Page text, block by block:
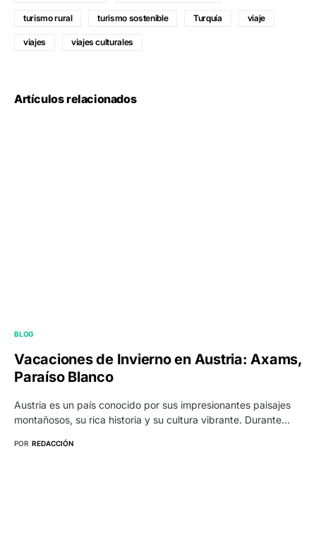
turismo rural turismo sostenible Turquía viaje
viajes viajes culturales
Artículos relacionados
BLOG
Vacaciones de Invierno en Austria: Axams,
Paraíso Blanco
Austria es un país conocido por sus impresionantes paisajes
montañosos, su rica historia y su cultura vibrante. Durante…
POR REDACCIÓN